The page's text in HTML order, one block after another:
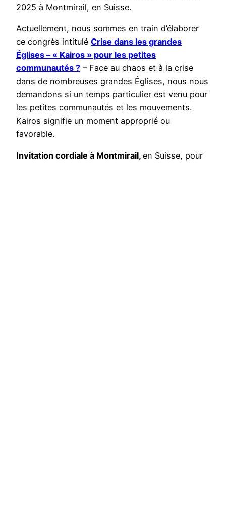
2025 à Montmirail, en Suisse.
Actuellement, nous sommes en train d’élaborer
ce congrès intitulé Crise dans les grandes
Églises – « Kairos » pour les petites
communautés ? – Face au chaos et à la crise
dans de nombreuses grandes Églises, nous nous
demandons si un temps particulier est venu pour
les petites communautés et les mouvements.
Kairos signifie un moment approprié ou
favorable.
Invitation cordiale à Montmirail, en Suisse, pour